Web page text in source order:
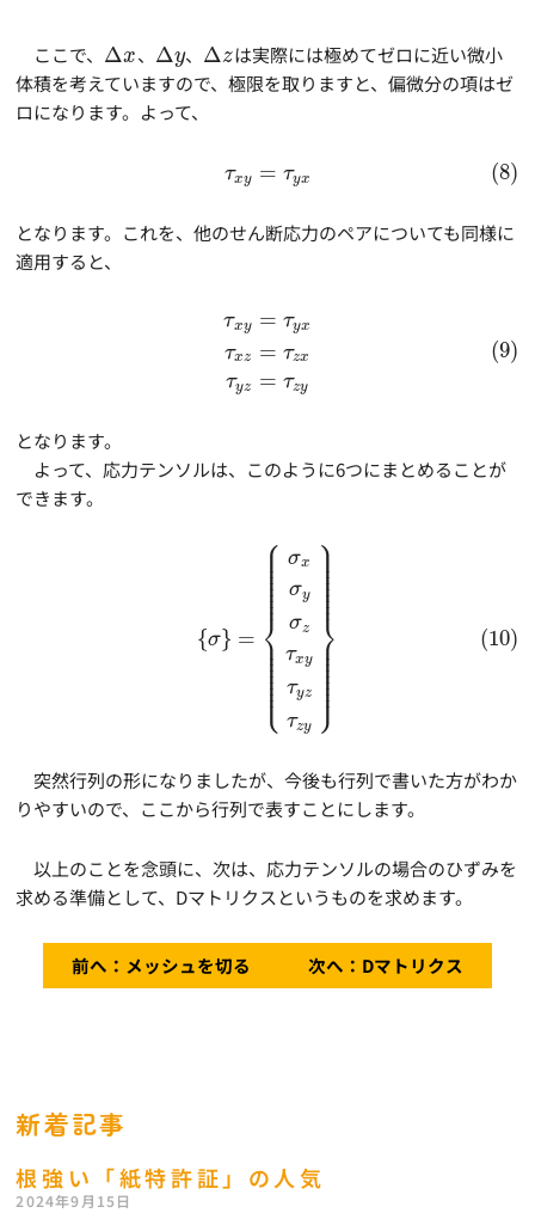
ここで、 Δx、 Δy、 Δzは実際には極めてゼロに近い微小
体積を考えていますので、極限を取りますと、偏微分の項はゼ
ロになります。よって、
τxy = τyx (8)
となります。これを、他のせん断応力のペアについても同様に
適用すると、
τxy
τxz
τyz
= τyx
= τzx
= τzy
(9)
となります。
よって、応力テンソルは、このように6つにまとめることが
できます。
{σ} =
⎧
⎩
⎨
⎪
⎪
⎪⎪⎪⎪⎪⎪
⎪
⎪
⎪⎪⎪⎪⎪⎪⎪⎪
σx
σy
σz
τxy
τyz
τzy
⎫
⎭
⎬
⎪
⎪⎪⎪⎪⎪⎪⎪⎪
⎪
⎪
⎪⎪⎪⎪⎪⎪
⎪
(10)
突然行列の形になりましたが、今後も行列で書いた方がわか
りやすいので、ここから行列で表すことにします。
以上のことを念頭に、次は、応力テンソルの場合のひずみを
求める準備として、Dマトリクスというものを求めます。
前へ：メッシュを切る 次へ：Dマトリクス
新着記事
根強い「紙特許証」の人気
2024年9月15日